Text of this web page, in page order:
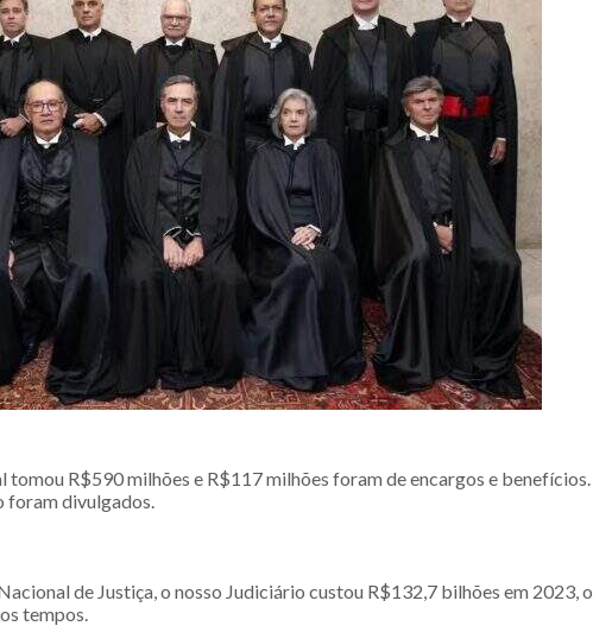
tomou R$590 milhões e R$117 milhões foram de encargos e benefícios.
foram divulgados.
de Justiça, o nosso Judiciário custou R$132,7 bilhões em 2023, o
tempos.